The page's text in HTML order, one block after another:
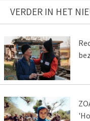
VERDER IN HET